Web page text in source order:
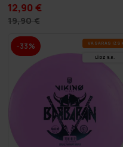
12,90 €
19,90 €
-33% VA­SA­RAS
LĪDZ 9.8.